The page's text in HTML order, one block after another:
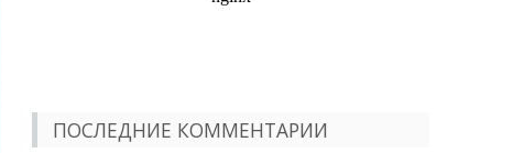
ПОСЛЕДНИЕ КОММЕНТАРИИ